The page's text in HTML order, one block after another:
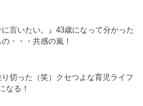
に言いたい。』43歳になって分かった
・・・共感の嵐！
切った（笑）クセつよな育児ライフ
なる！